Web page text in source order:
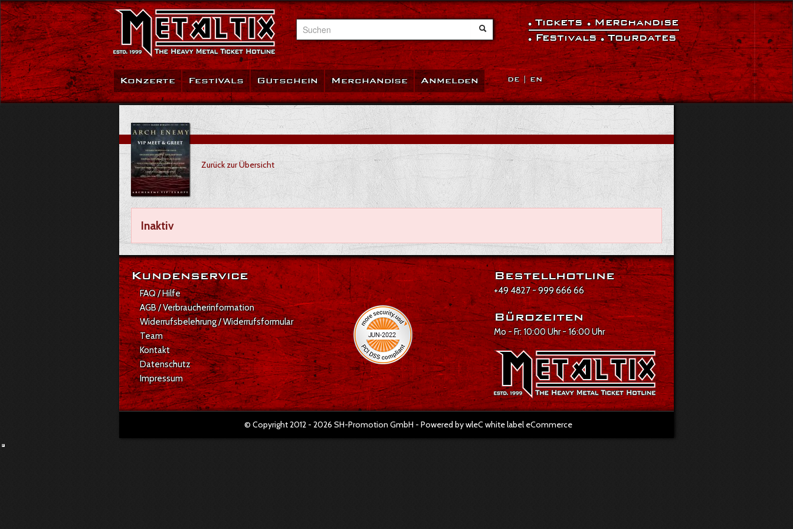
Suchen
Konzerte Festivals Gutschein Merchandise DE|EN
Anmelden
Tickets Merchandise
Festivals
Tourdates
Zurück zur Übersicht
Inaktiv
Kundenservice
FAQ / Hilfe
AGB / Verbraucherinformation
Widerrufsbelehrung / Widerrufsformular
Team
Kontakt
Datenschutz
Impressum
Bestellhotline
+49 4827 - 999 666 66
Bürozeiten
Mo - Fr: 10:00 Uhr - 16:00 Uhr
© Copyright 2012 - 2026 SH-Promotion GmbH - Powered by wleC white label eCommerce